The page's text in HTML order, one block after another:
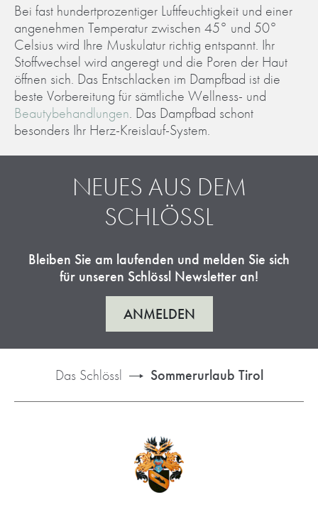
Bei fast hundertprozentiger Luftfeuchtigkeit und einer
angenehmen Temperatur zwischen 45° und 50°
Celsius wird Ihre Muskulatur richtig entspannt. Ihr
Stoffwechsel wird angeregt und die Poren der Haut
öffnen sich. Das Entschlacken im Dampfbad ist die
beste Vorbereitung für sämtliche Wellness- und
Beautybehandlungen. Das Dampfbad schont
besonders Ihr Herz-Kreislauf-System.
NEUES AUS DEM
SCHLÖSSL
Bleiben Sie am laufenden und melden Sie sich
für unseren Schlössl Newsletter an!
ANMELDEN
Das Schlössl Sommerurlaub Tirol